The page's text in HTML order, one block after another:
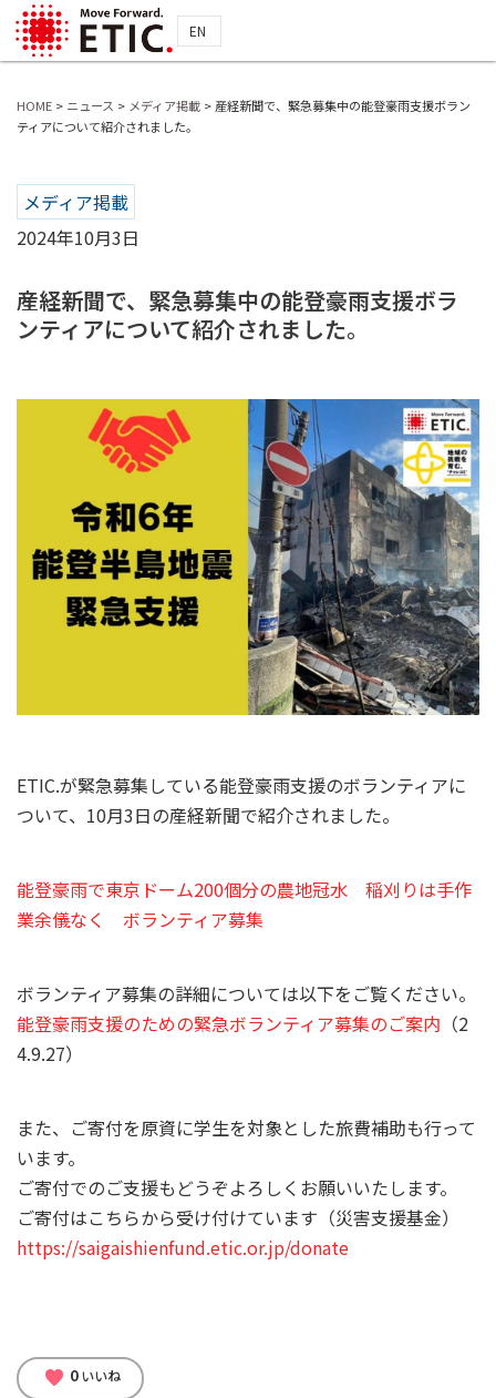
EN
HOME > ニュース > メディア掲載 > 産経新聞で、緊急募集中の能登豪雨支援ボラン
ティアについて紹介されました。
メディア掲載
2024年10月3日
産経新聞で、緊急募集中の能登豪雨支援ボラ
ンティアについて紹介されました。
ETIC.が緊急募集している能登豪雨支援のボランティアに
ついて、10月3日の産経新聞で紹介されました。
能登豪雨で東京ドーム200個分の農地冠水 稲刈りは手作
業余儀なく ボランティア募集
ボランティア募集の詳細については以下をご覧ください。
能登豪雨支援のための緊急ボランティア募集のご案内 （2
4.9.27）
また、ご寄付を原資に学生を対象とした旅費補助も行って
います。
ご寄付でのご支援もどうぞよろしくお願いいたします。
ご寄付はこちらから受け付けています（災害支援基金）
https://saigaishienfund.etic.or.jp/donate
favorite 0 いいね